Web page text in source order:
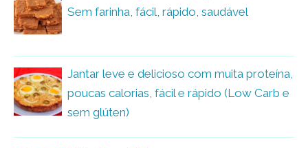
Sem farinha, fácil, rápido, saudável
Jantar leve e delicioso com muita proteína,
poucas calorias, fácil e rápido (Low Carb e
sem glúten)